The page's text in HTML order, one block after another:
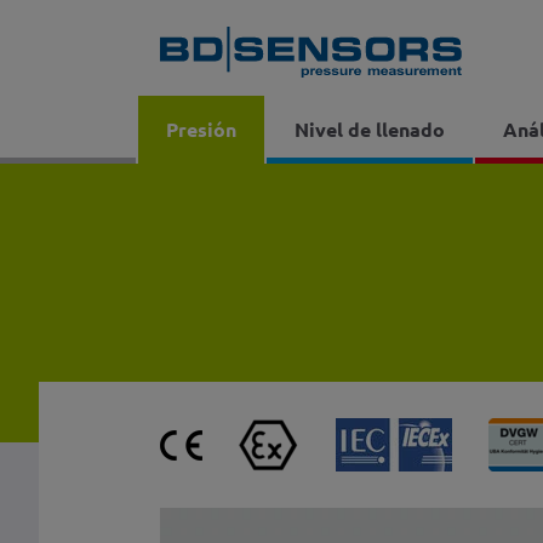
Presión Nivel de llenado